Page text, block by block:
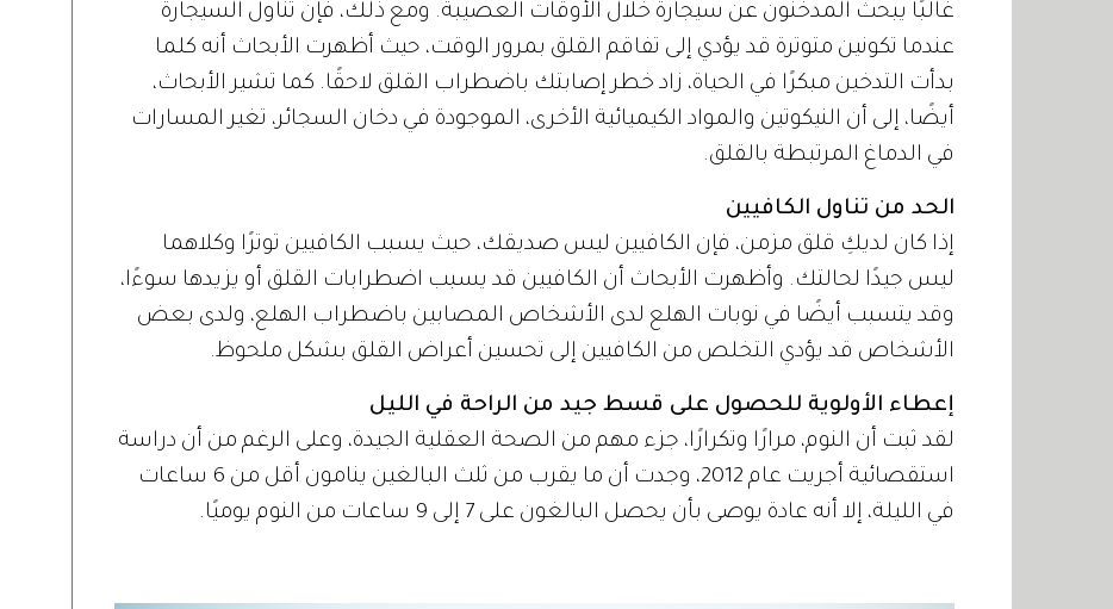
غالبًا يبحث المدخنون عن سيجارة خلال الأوقات العصيبة. ومع ذلك، فإن تناول السيجارة
عندما تكونين متوترة قد يؤدي إلى تفاقم القلق بمرور الوقت، حيث أظهرت الأبحاث أنه كلما
بدأت التدخين مبكرًا في الحياة، زاد خطر إصابتك باضطراب القلق لاحقًا. كما تشير الأبحاث،
أيضًا، إلى أن النيكوتين والمواد الكيميائية الأخرى، الموجودة في دخان السجائر، تغير المسارات
في الدماغ المرتبطة بالقلق.
الحد من تناول الكافيين
إذا كان لديكِ قلق مزمن، فإن الكافيين ليس صديقك، حيث يسبب الكافيين توترًا وكلاهما
ليس جيدًا لحالتك. وأظهرت الأبحاث أن الكافيين قد يسبب اضطرابات القلق أو يزيدها سوءًا،
وقد يتسبب أيضًا في نوبات الهلع لدى الأشخاص المصابين باضطراب الهلع، ولدى بعض
الأشخاص قد يؤدي التخلص من الكافيين إلى تحسين أعراض القلق بشكل ملحوظ.
إعطاء الأولوية للحصول على قسط جيد من الراحة في الليل
لقد ثبت أن النوم، مرارًا وتكرارًا، جزء مهم من الصحة العقلية الجيدة، وعلى الرغم من أن دراسة
استقصائية أجريت عام 2012، وجدت أن ما يقرب من ثلث البالغين ينامون أقل من 6 ساعات
في الليلة، إلا أنه عادة يوصى بأن يحصل البالغون على 7 إلى 9 ساعات من النوم يوميًا.